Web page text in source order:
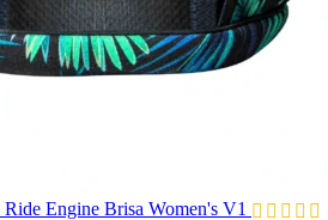
Engine Brisa Women's V1